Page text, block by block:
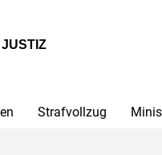
Strafvollzug